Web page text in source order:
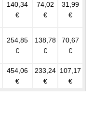
140,34
€
74,02
€
31,99
€
254,85
€
138,78
€
70,67
€
454,06
€
233,24
€
107,17
€